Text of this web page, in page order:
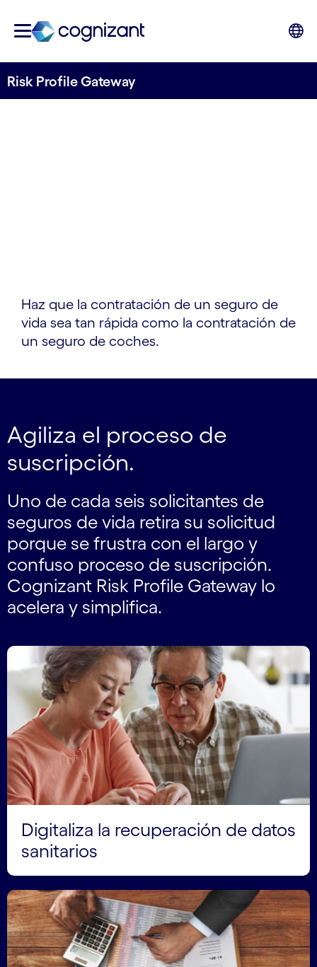
Risk Profile Gateway
Haz que la contratación de un seguro de
vida sea tan rápida como la contratación de
un seguro de coches.
Agiliza el proceso de
suscripción.
Uno de cada seis solicitantes de
seguros de vida retira su solicitud
porque se frustra con el largo y
confuso proceso de suscripción.
Cognizant Risk Profile Gateway lo
acelera y simplifica.
Digitaliza la recuperación de datos
sanitarios